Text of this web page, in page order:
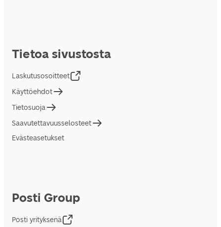
Tietoa sivustosta
Laskutusosoitteet
Käyttöehdot
Tietosuoja
Saavutettavuusselosteet
Evästeasetukset
Posti Group
Posti yrityksenä